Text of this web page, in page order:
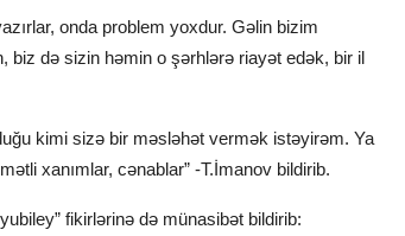
onda problem yoxdur. Gəlin bizim
biz də sizin həmin o şərhlərə riayət edək, bir il
kimi sizə bir məsləhət vermək istəyirəm. Ya
xanımlar, cənablar” -T.İmanov bildirib.
fikirlərinə də münasibət bildirib: